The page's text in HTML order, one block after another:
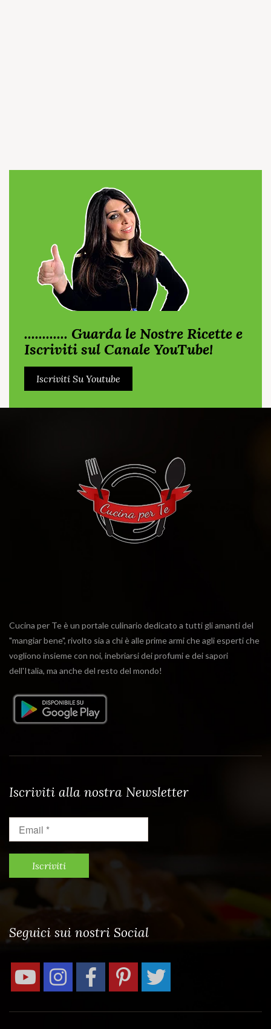
............ Guarda le Nostre Ricette e
Iscriviti sul Canale YouTube!
Iscriviti Su Youtube
Cucina per Te è un portale culinario dedicato a tutti gli amanti del
"mangiar bene", rivolto sia a chi è alle prime armi che agli esperti che
vogliono insieme con noi, inebriarsi dei profumi e dei sapori
dell'Italia, ma anche del resto del mondo!
Iscriviti alla nostra Newsletter
Seguici sui nostri Social